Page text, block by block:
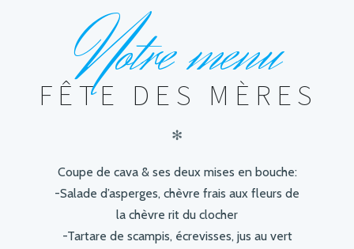
N
otre menu
FÊTE DES MÈRES
✻
Coupe de cava & ses deux mises en bouche:
-Salade d’asperges, chèvre frais aux fleurs de
la chèvre rit du clocher
-Tartare de scampis, écrevisses, jus au vert